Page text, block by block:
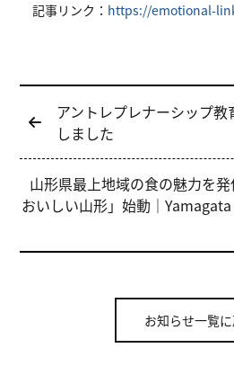
記事リンク： https://emotional-
稿
ナ
ビ
ー
アントレプレナーシップ
しました
山形県最上地域の食の魅力を
おいしい山形」始動｜
お知らせ一覧